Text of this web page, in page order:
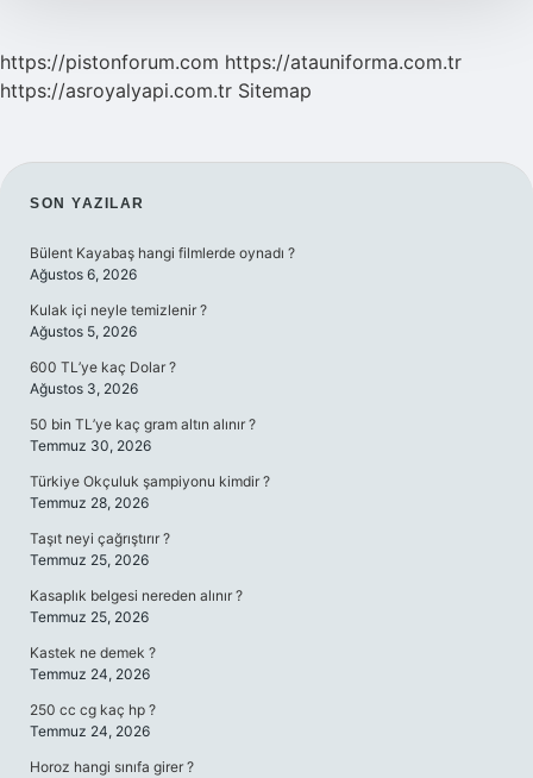
https://pistonforum.com https://atauniforma.com.tr
https://asroyalyapi.com.tr Sitemap
SIDEBAR
SON YAZILAR
Bülent Kayabaş hangi filmlerde oynadı ?
Ağustos 6, 2026
Kulak içi neyle temizlenir ?
Ağustos 5, 2026
600 TL’ye kaç Dolar ?
Ağustos 3, 2026
50 bin TL’ye kaç gram altın alınır ?
Temmuz 30, 2026
Türkiye Okçuluk şampiyonu kimdir ?
Temmuz 28, 2026
Taşıt neyi çağrıştırır ?
Temmuz 25, 2026
Kasaplık belgesi nereden alınır ?
Temmuz 25, 2026
Kastek ne demek ?
Temmuz 24, 2026
250 cc cg kaç hp ?
Temmuz 24, 2026
Horoz hangi sınıfa girer ?